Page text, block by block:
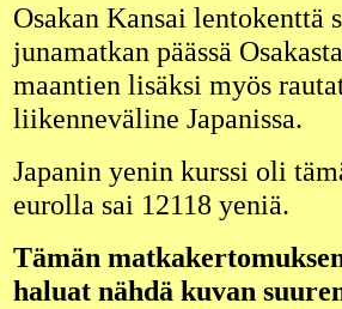
Osakan Kansai lentokenttä
junamatkan päässä
maantien lisäksi myös
liikenneväline Japanissa.
Japanin yenin kurssi oli
eurolla sai 12118 yeniä.
Tämän
haluat nähdä kuvan